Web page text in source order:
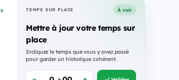
TEMPS SUR PLACE À voir
Mettre à jour votre temps sur
place
Indiquez le temps que vous y avez passé
pour garder un historique cohérent.